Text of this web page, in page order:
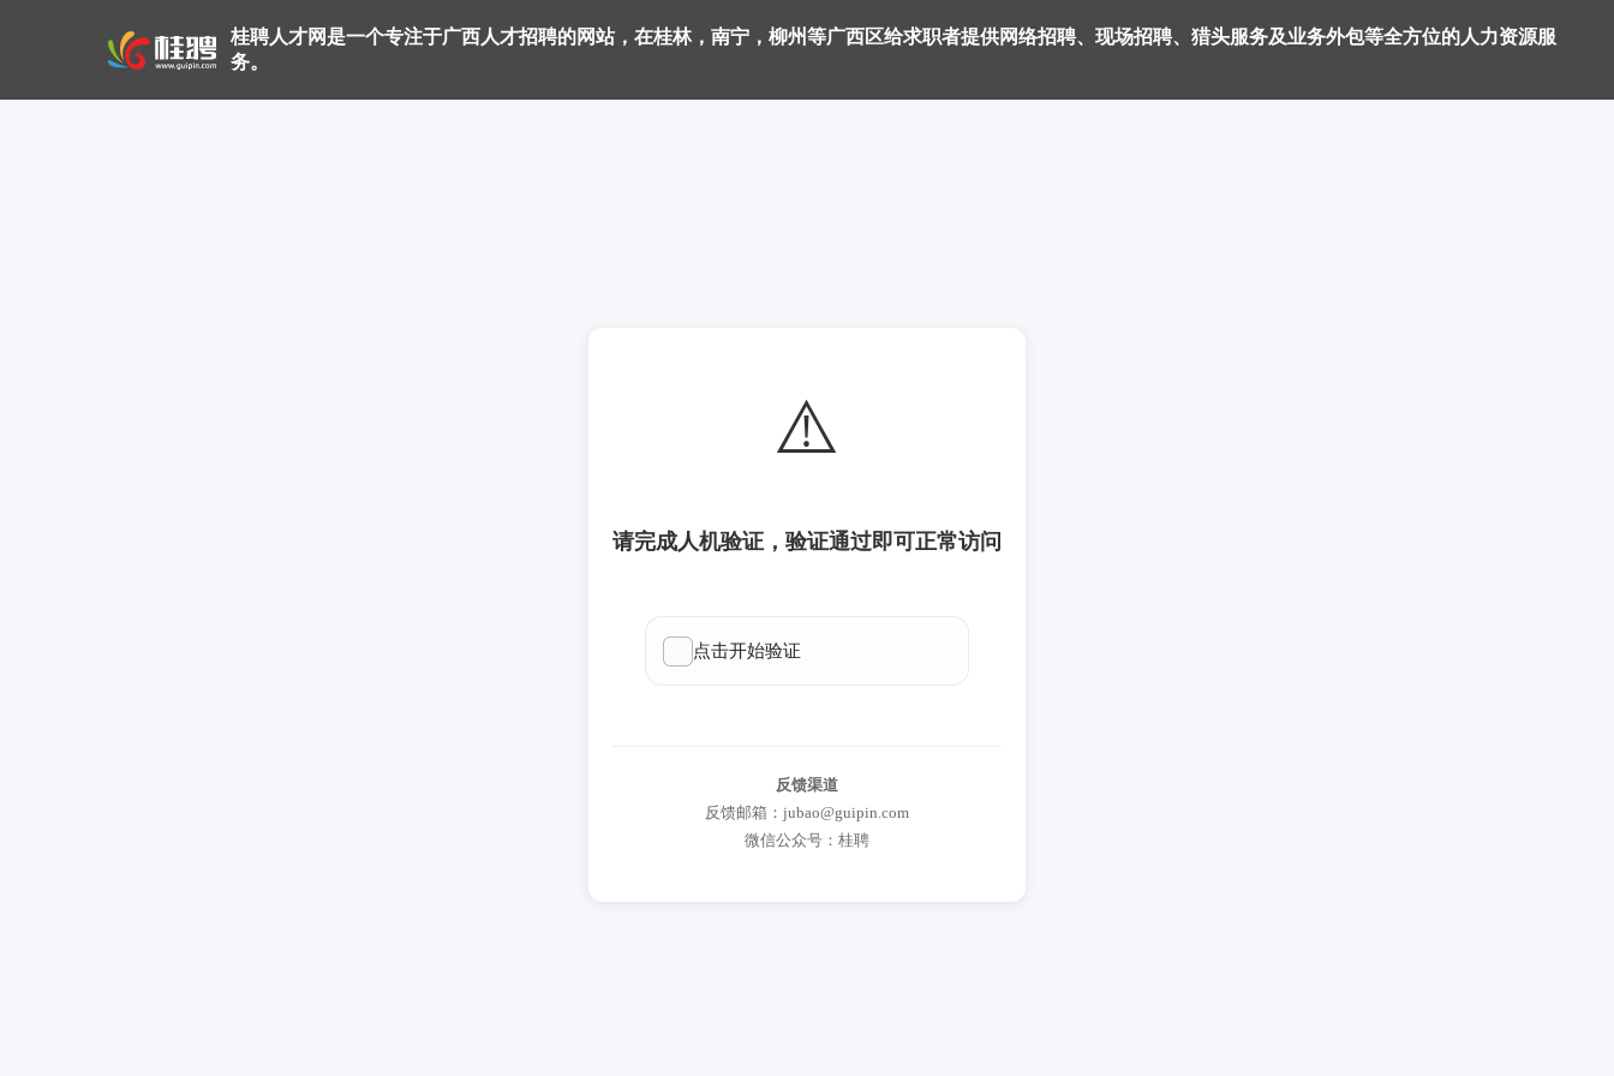
桂聘人才网是一个专注于广西人才招聘的网站，在桂林，南宁，柳州等广西区给求职者提供网络招聘、现场招聘、猎头服务及业务外包等全方位的人力资源服
务。
⚠️
请完成人机验证，验证通过即可正常访问
反馈渠道
反馈邮箱：jubao@guipin.com
微信公众号：桂聘